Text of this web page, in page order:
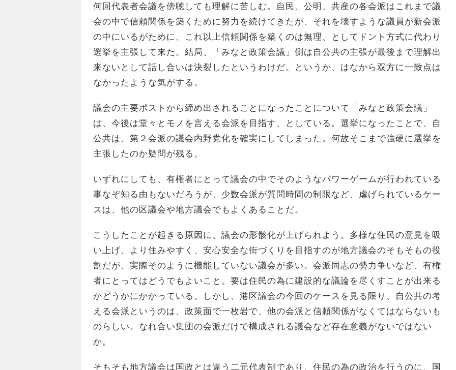
何回代表者会議を傍聴しても理解に苦しむ。自民、公明、共産の各会派はこれまで議
会の中で信頼関係を築くために努力を続けてきたが、それを壊すような議員が新会派
の中にいるがために、これ以上信頼関係を築くのは無理、としてドント方式に代わり
選挙を主張して来た。結局、「みなと政策会議」側は自公共の主張が最後まで理解出
来ないとして話し合いは決裂したというわけだ。というか、はなから双方に一致点は
なかったような気がする。
議会の主要ポストから締め出されることになったことについて「みなと政策会議」
は、今後は堂々とモノを言える会派を目指す、としている。選挙になったことで、自
公共は、第２会派の議会内野党化を確実にしてしまった。何故そこまで強硬に選挙を
主張したのか疑問が残る。
いずれにしても、有権者にとって議会の中でそのようなパワーゲームが行われている
事なぞ知る由もないだろうが、少数会派が質問時間の制限など、虐げられているケー
スは、他の区議会や地方議会でもよくあることだ。
こうしたことが起きる原因に、議会の形骸化が上げられよう。多様な住民の意見を吸
い上げ、より住みやすく、安心安全な街づくりを目指すのが地方議会のそもそもの役
割だが、実際そのように機能していない議会が多い。会派同志の勢力争いなど、有権
者にとってはどうでもよいこと。要は住民の為に建設的な議論を尽くすことが出来る
かどうかにかかっている。しかし、港区議会の今回のケースを見る限り、自公共の考
える会派というのは、政策面で一枚岩で、他の会派と信頼関係がなくてはならないも
のらしい。なれ合い集団の会派だけで構成される議会など存在意義がないではない
か。
そもそも地方議会は国政とは違う二元代表制であり、住民の為の政治を行うのに、国